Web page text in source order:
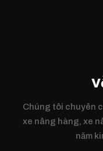
Chúng tôi chuyên
xe nâng hàng, xe
năm